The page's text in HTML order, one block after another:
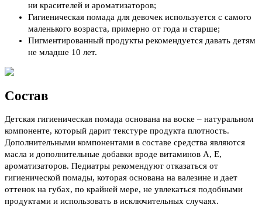
ни красителей и ароматизаторов;
Гигиеническая помада для девочек используется с самого
маленького возраста, примерно от года и старше;
Пигментированный продукты рекомендуется давать детям
не младше 10 лет.
Состав
Детская гигиеническая помада основана на воске – натуральном
компоненте, который дарит текстуре продукта плотность.
Дополнительными компонентами в составе средства являются
масла и дополнительные добавки вроде витаминов А, Е,
ароматизаторов. Педиатры рекомендуют отказаться от
гигиенической помады, которая основана на валезине и дает
оттенок на губах, по крайней мере, не увлекаться подобными
продуктами и использовать в исключительных случаях.